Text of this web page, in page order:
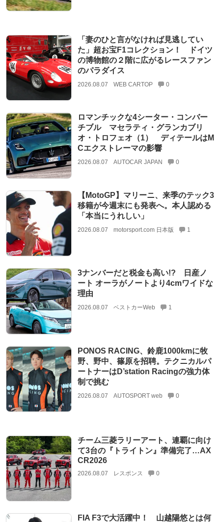
「妻のひと言がなければ見逃してい
た」超お宝F1コレクション！ ドイツ
の博物館の２階に広がるレースファン
のパラダイス
2026.08.07 WEB CARTOP 0
ロマンチックな4シーター・コンバー
チブル マセラティ・グランカブリ
オ・トロフェオ（1） ディテールはM
Cエクストレーマの影響
2026.08.07 AUTOCAR JAPAN 0
【MotoGP】マリーニ、来季のテック3
移籍が今週末にも発表へ。本人認める
「本当にうれしい」
2026.08.07 motorsport.com 日本版 1
3ナンバーだと税金も高い!? 日産ノ
ート オーラがノートより4cmワイドな
理由
2026.08.07 ベストカーWeb 1
PONOS RACING、鈴鹿1000kmに牧
野、野中、篠原を招聘。テクニカルパ
ートナーはD’station Racingの強力体
制で挑む
2026.08.07 AUTOSPORT web 0
チーム三菱ラリーアート、連覇に向け
て3台の『トライトン』準備完了…AX
CR2026
2026.08.07 レスポンス 0
FIA F3で大活躍中！ 山越陽悠とは何